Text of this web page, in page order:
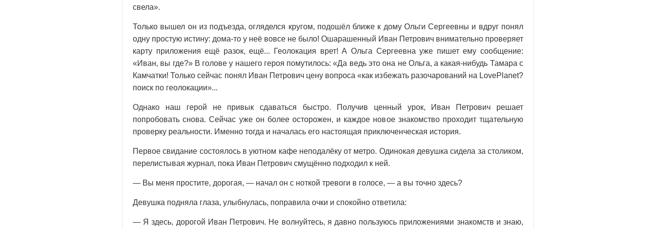
свела».
Только вышел он из подъезда, огляделся кругом, подошёл ближе к дому Ольги Сергеевны и вдруг понял
одну простую истину: дома-то у неё вовсе не было! Ошарашенный Иван Петрович внимательно проверяет
карту приложения ещё разок, ещё... Геолокация врет! А Ольга Сергеевна уже пишет ему сообщение:
«Иван, вы где?» В голове у нашего героя помутилось: «Да ведь это она не Ольга, а какая-нибудь Тамара с
Камчатки! Только сейчас понял Иван Петрович цену вопроса «как избежать разочарований на LovePlanet?
поиск по геолокации»...
Однако наш герой не привык сдаваться быстро. Получив ценный урок, Иван Петрович решает
попробовать снова. Сейчас уже он более осторожен, и каждое новое знакомство проходит тщательную
проверку реальности. Именно тогда и началась его настоящая приключенческая история.
Первое свидание состоялось в уютном кафе неподалёку от метро. Одинокая девушка сидела за столиком,
перелистывая журнал, пока Иван Петрович смущённо подходил к ней.
— Вы меня простите, дорогая, — начал он с ноткой тревоги в голосе, — а вы точно здесь?
Девушка подняла глаза, улыбнулась, поправила очки и спокойно ответила:
— Я здесь, дорогой Иван Петрович. Не волнуйтесь, я давно пользуюсь приложениями знакомств и знаю,